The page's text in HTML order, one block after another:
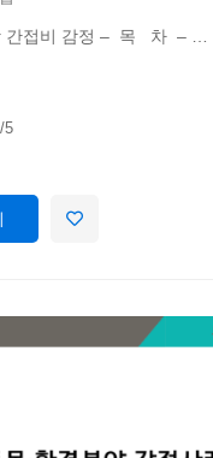
간접비 감정 – 목 차 – …
/5